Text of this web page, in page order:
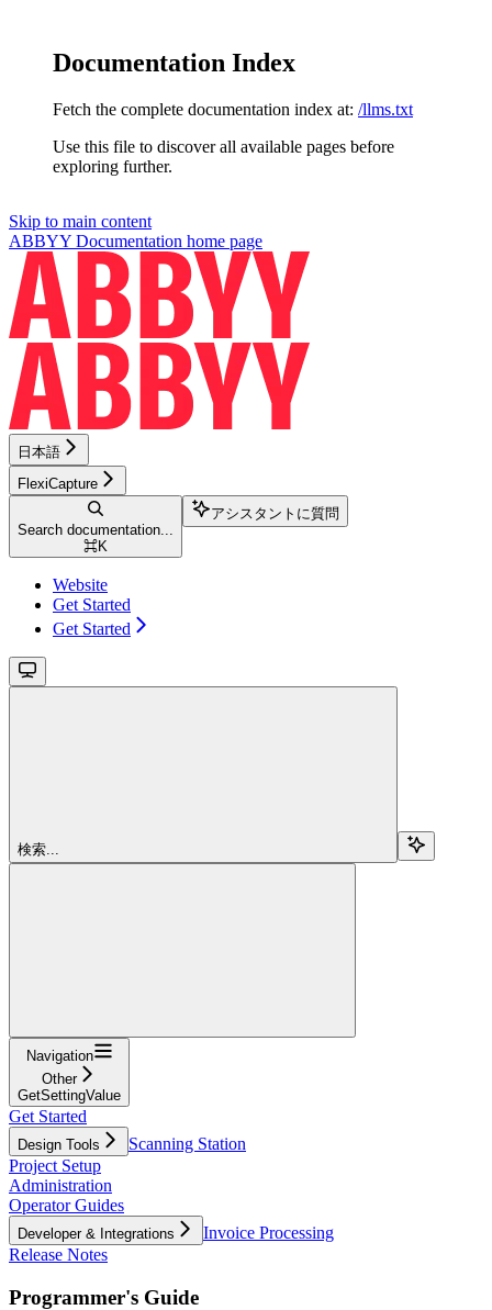
Documentation Index
Fetch the complete documentation index at: /llms.txt
Use this file to discover all available pages before
exploring further.
Skip to main content
ABBYY Documentation home page
日本語
FlexiCapture
Search documentation...
⌘K
アシスタントに質問
Website
Get Started
Get Started
検索...
Navigation
Other
GetSettingValue
Get Started
Design Tools
Scanning Station
Project Setup
Administration
Operator Guides
Developer & Integrations
Invoice Processing
Release Notes
Programmer's Guide